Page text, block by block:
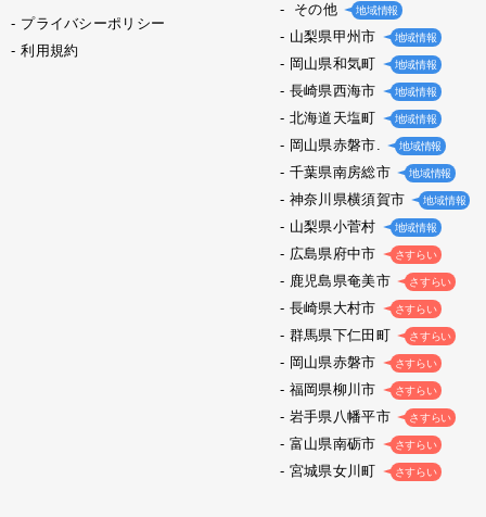
プライバシーポリシー
利用規約
その他 地域情報
山梨県甲州市 地域情報
岡山県和気町 地域情報
長崎県西海市 地域情報
北海道天塩町 地域情報
岡山県赤磐市. 地域情報
千葉県南房総市 地域情報
神奈川県横須賀市 地域情報
山梨県小菅村 地域情報
広島県府中市 さすらい
鹿児島県奄美市 さすらい
長崎県大村市 さすらい
群馬県下仁田町 さすらい
岡山県赤磐市 さすらい
福岡県柳川市 さすらい
岩手県八幡平市 さすらい
富山県南砺市 さすらい
宮城県女川町 さすらい